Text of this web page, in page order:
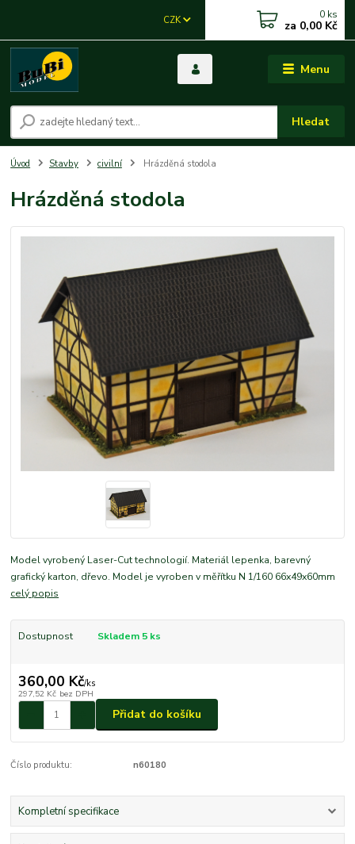
Menu
CZK
Hledat
0 ks
za 0,00 Kč
Úvod Stavby civilní Hrázděná stodola
Hrázděná stodola
Model vyrobený Laser-Cut technologií. Materiál lepenka, barevný
grafický karton, dřevo. Model je vyroben v měřítku N 1/160 66x49x60mm
celý popis
Dostupnost Skladem 5 ks
360,00 Kč/ks
297,52 Kč bez DPH
Přidat do košíku
Číslo produktu: n60180
Kompletní specifikace